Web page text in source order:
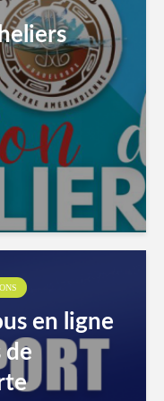
en ligne
de